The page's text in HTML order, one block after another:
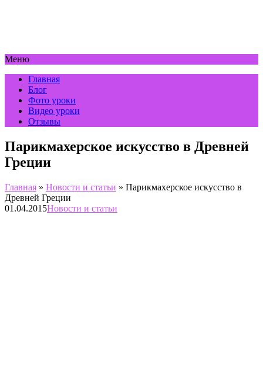
Меню
Главная
Блог
Фото уроки
Видео уроки
Отзывы
Парикмахерское искусство в Древней
Греции
Главная » Новости и статьи » Парикмахерское искусство в
Древней Греции
01.04.2015Новости и статьи